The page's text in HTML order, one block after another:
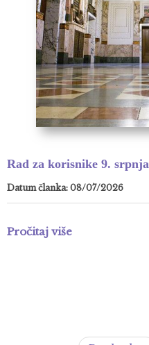
Rad za korisnike 9. srpnja
Datum članka: 08/07/2026
Pročitaj više